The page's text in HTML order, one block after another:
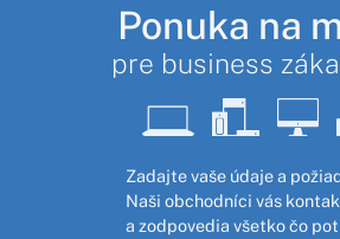
Ponuka na
pre business
Zadajte vaše údaje a
Naši obchodníci vás
a zodpovedia všetko čo